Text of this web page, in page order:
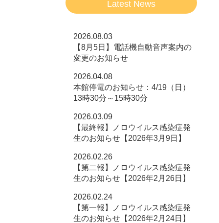
Latest News
2026.08.03
【8月5日】電話機自動音声案内の
変更のお知らせ
2026.04.08
本館停電のお知らせ：4/19（日）
13時30分～15時30分
2026.03.09
【最終報】ノロウイルス感染症発
生のお知らせ【2026年3月9日】
2026.02.26
【第二報】ノロウイルス感染症発
生のお知らせ【2026年2月26日】
2026.02.24
【第一報】ノロウイルス感染症発
生のお知らせ【2026年2月24日】